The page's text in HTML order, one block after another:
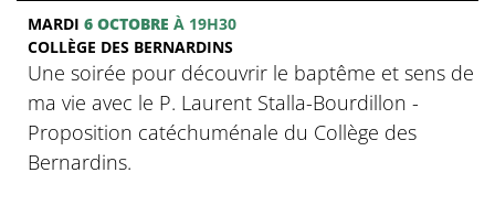
MARDI 6 OCTOBRE À 19H30
COLLÈGE DES BERNARDINS
Une soirée pour découvrir le baptême et sens de
ma vie avec le P. Laurent Stalla-Bourdillon -
Proposition catéchuménale du Collège des
Bernardins.